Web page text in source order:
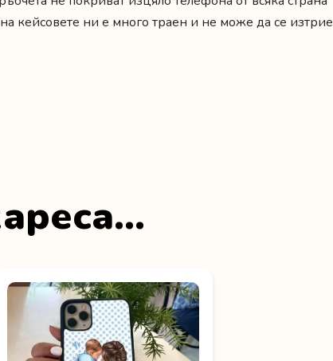
кейсовете ни е много траен и не може да се изтрие